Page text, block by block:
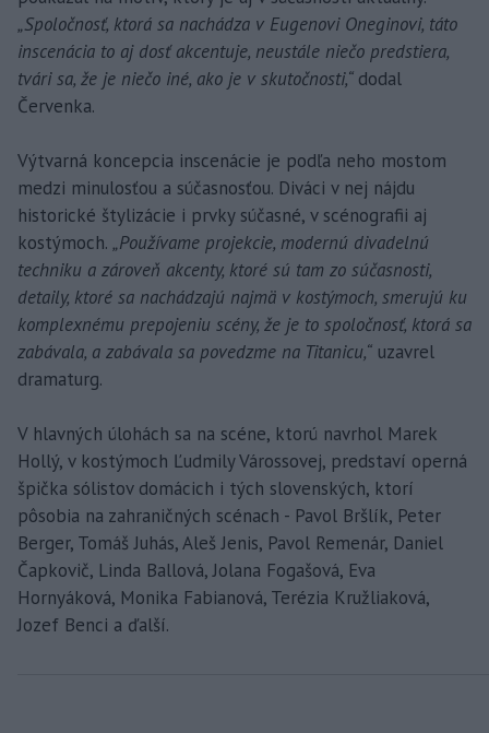
„Spoločnosť, ktorá sa nachádza v Eugenovi Oneginovi, táto
inscenácia to aj dosť akcentuje, neustále niečo predstiera,
tvári sa, že je niečo iné, ako je v skutočnosti,“ dodal
Červenka.
Výtvarná koncepcia inscenácie je podľa neho mostom
medzi minulosťou a súčasnosťou. Diváci v nej nájdu
historické štylizácie i prvky súčasné, v scénografii aj
kostýmoch. „Používame projekcie, modernú divadelnú
techniku a zároveň akcenty, ktoré sú tam zo súčasnosti,
detaily, ktoré sa nachádzajú najmä v kostýmoch, smerujú ku
komplexnému prepojeniu scény, že je to spoločnosť, ktorá sa
zabávala, a zabávala sa povedzme na Titanicu,“ uzavrel
dramaturg.
V hlavných úlohách sa na scéne, ktorú navrhol Marek
Hollý, v kostýmoch Ľudmily Várossovej, predstaví operná
špička sólistov domácich i tých slovenských, ktorí
pôsobia na zahraničných scénach - Pavol Bršlík, Peter
Berger, Tomáš Juhás, Aleš Jenis, Pavol Remenár, Daniel
Čapkovič, Linda Ballová, Jolana Fogašová, Eva
Hornyáková, Monika Fabianová, Terézia Kružliaková,
Jozef Benci a ďalší.